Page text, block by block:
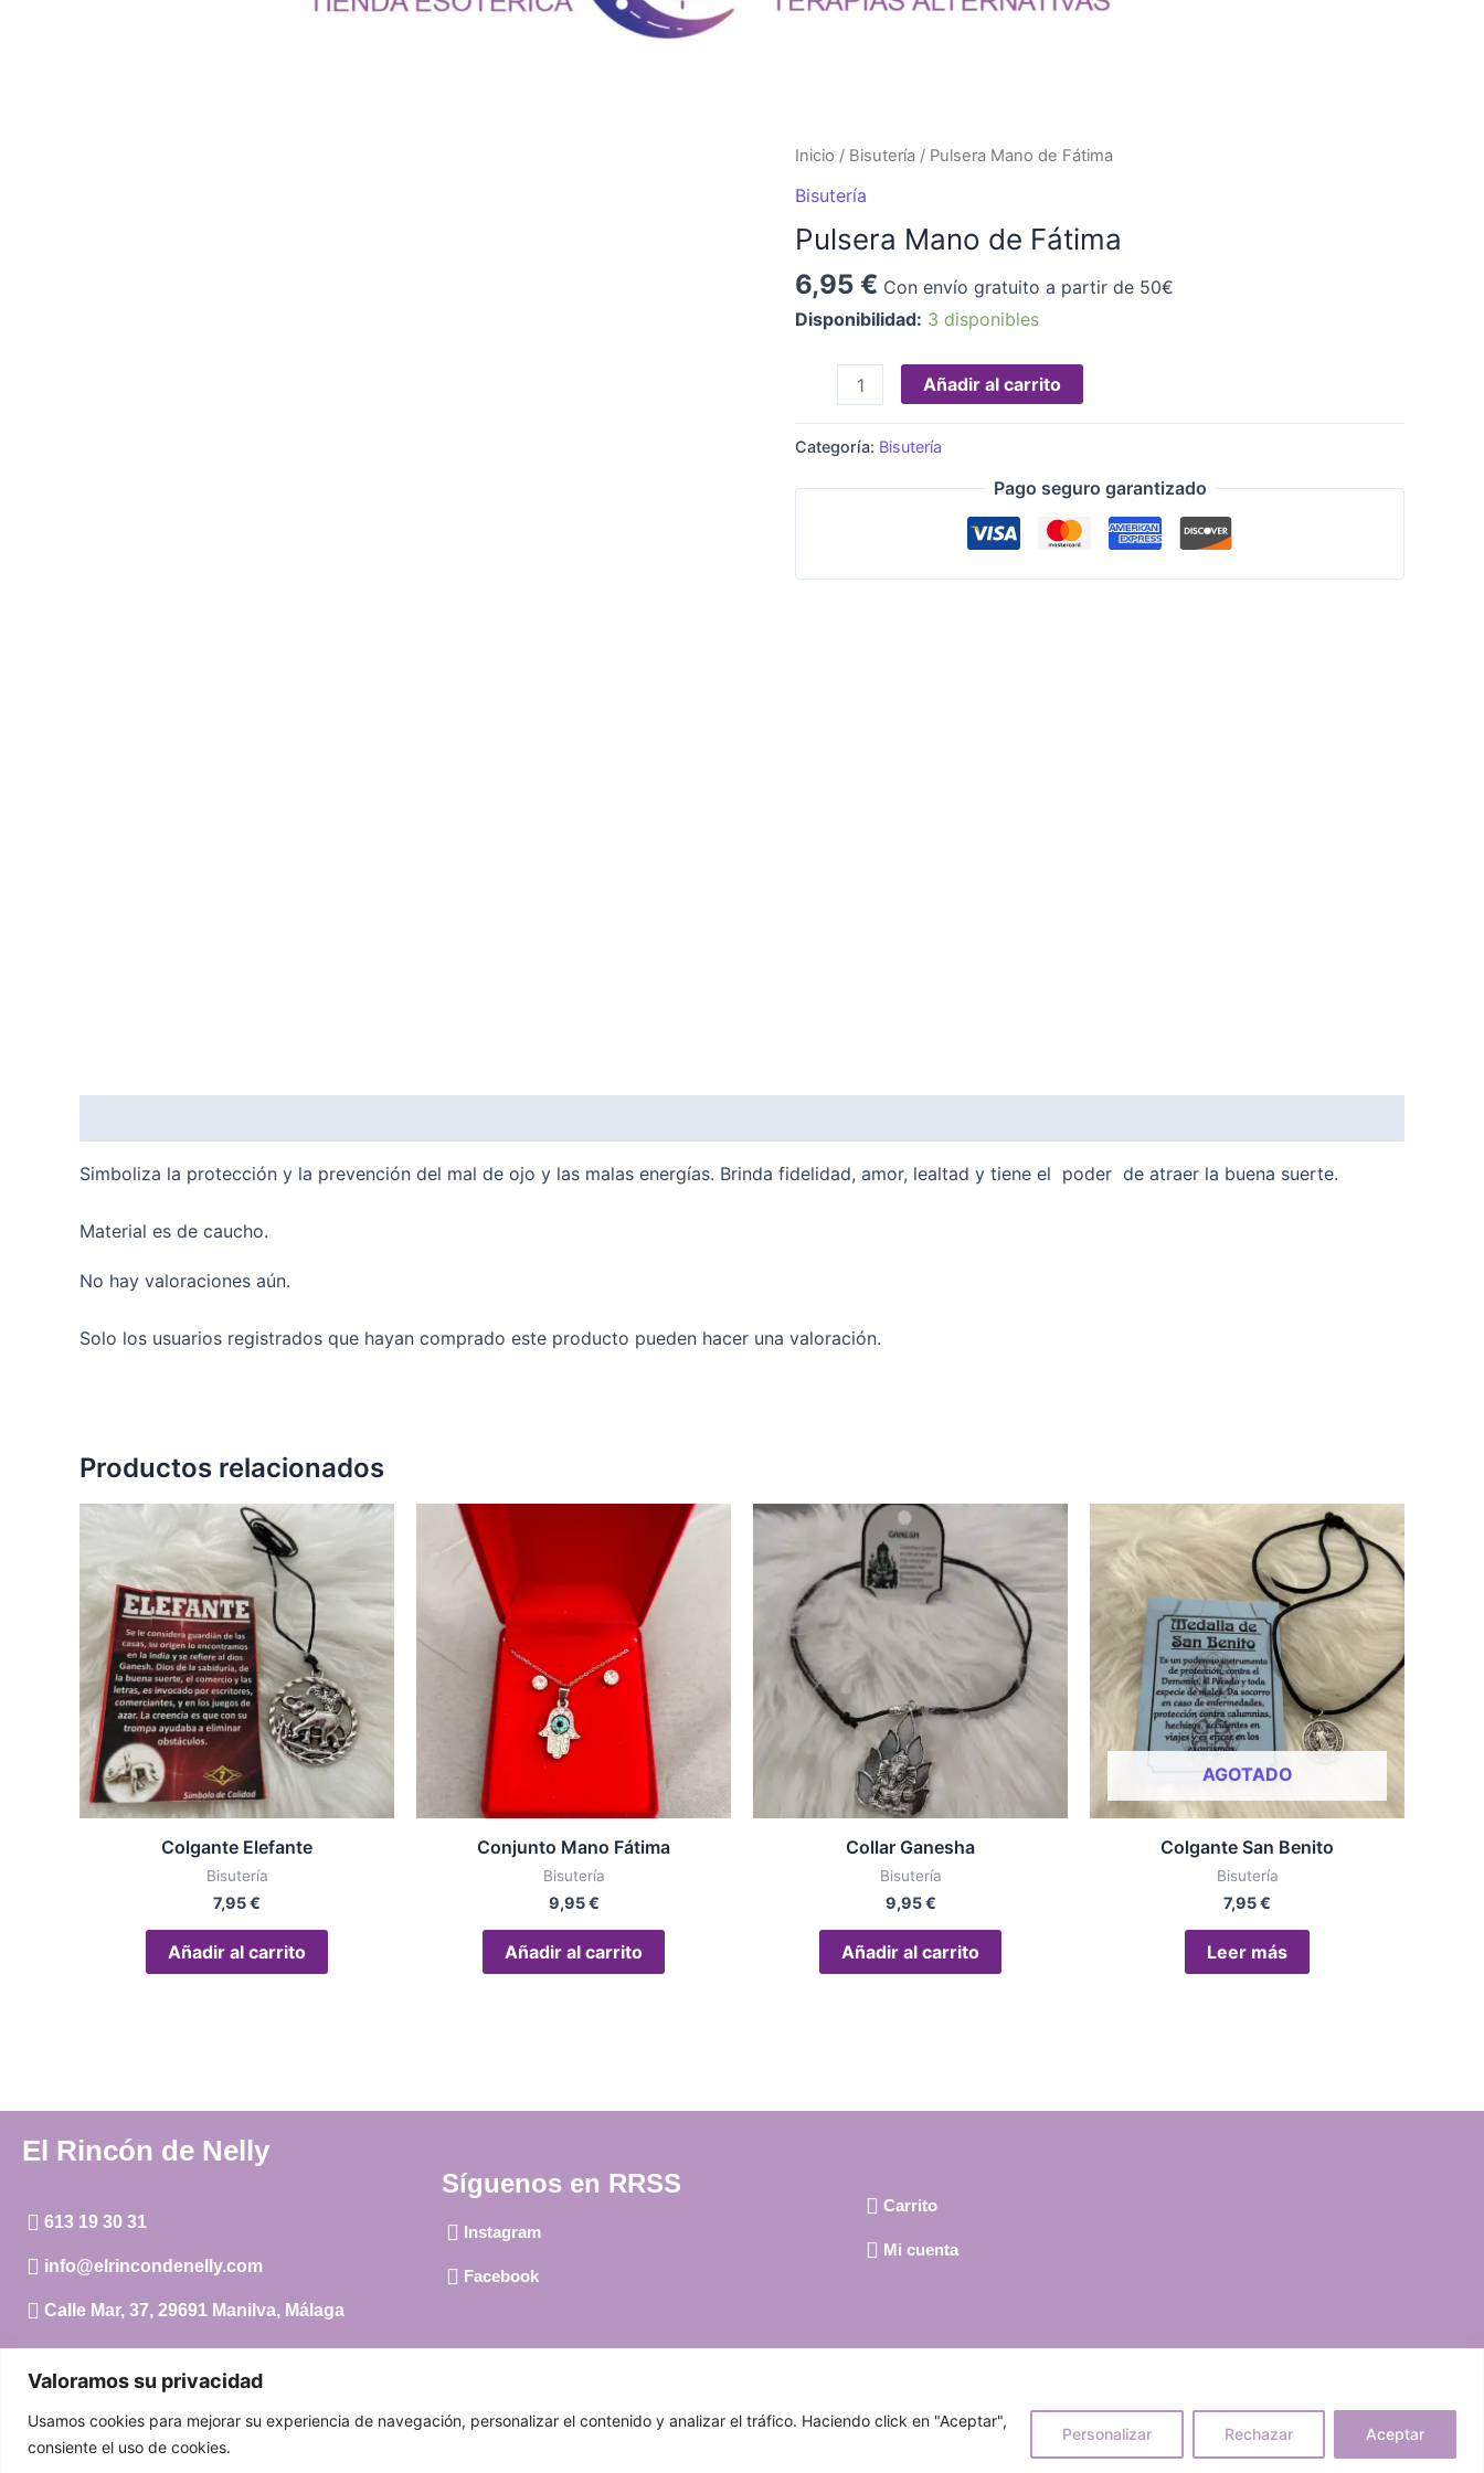
Valoramos su privacidad
Usamos cookies para mejorar su experiencia de navegación, personalizar el contenido y analizar el tráfico. Haciendo click en "Aceptar",
consiente el uso de cookies.
Personalizar Rechazar Aceptar
Inicio / Bisutería / Pulsera Mano de Fátima
Bisutería
Pulsera Mano de Fátima
6,95 € Con envío gratuito a partir de 50€
Disponibilidad: 3 disponibles
Pulsera
Mano
Fátima
cantidad
Añadir al carrito
Categoría: Bisutería
Pago seguro garantizado
Simboliza la protección y la prevención del mal de ojo y las malas energías. Brinda fidelidad, amor, lealtad y tiene el poder de atraer la buena suerte.
Material es de caucho.
No hay valoraciones aún.
Solo los usuarios registrados que hayan comprado este producto pueden hacer una valoración.
Productos relacionados
Colgante Elefante
Bisutería
7,95€
Añadir al carrito
Conjunto Mano Fátima
Bisutería
9,95€
Añadir al carrito
Collar Ganesha
Bisutería
9,95€
Añadir al carrito
AGOTADO
Colgante San Benito
Bisutería
7,95€
Leer más
El Rincón de Nelly
613 19 30 31
info@elrincondenelly.com
Calle Mar, 37, 29691 Manilva, Málaga
Síguenos en RRSS
Instagram
Facebook
Carrito
Mi cuenta
© 2024 El Rincón de Nelly. Todos los derechos reservados.